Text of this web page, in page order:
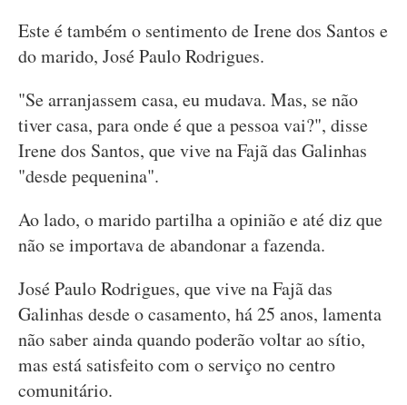
Este é também o sentimento de Irene dos Santos e
do marido, José Paulo Rodrigues.
"Se arranjassem casa, eu mudava. Mas, se não
tiver casa, para onde é que a pessoa vai?", disse
Irene dos Santos, que vive na Fajã das Galinhas
"desde pequenina".
Ao lado, o marido partilha a opinião e até diz que
não se importava de abandonar a fazenda.
José Paulo Rodrigues, que vive na Fajã das
Galinhas desde o casamento, há 25 anos, lamenta
não saber ainda quando poderão voltar ao sítio,
mas está satisfeito com o serviço no centro
comunitário.